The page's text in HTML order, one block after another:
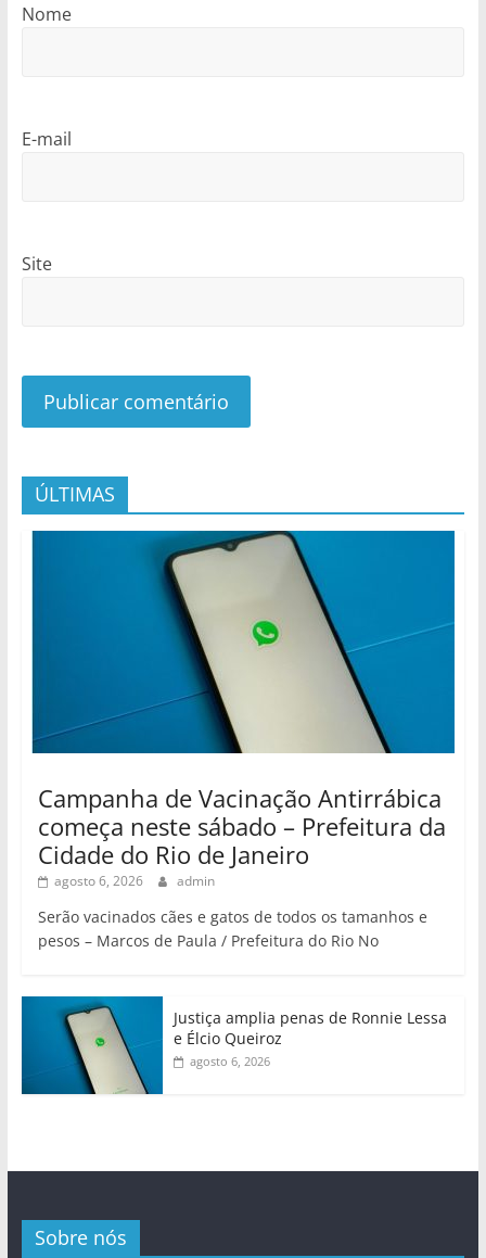
Nome
E-mail
Site
ÚLTIMAS
Campanha de Vacinação Antirrábica
começa neste sábado – Prefeitura da
Cidade do Rio de Janeiro
agosto 6, 2026 admin
Serão vacinados cães e gatos de todos os tamanhos e
pesos – Marcos de Paula / Prefeitura do Rio No
Justiça amplia penas de Ronnie Lessa
e Élcio Queiroz
agosto 6, 2026
Sobre nós